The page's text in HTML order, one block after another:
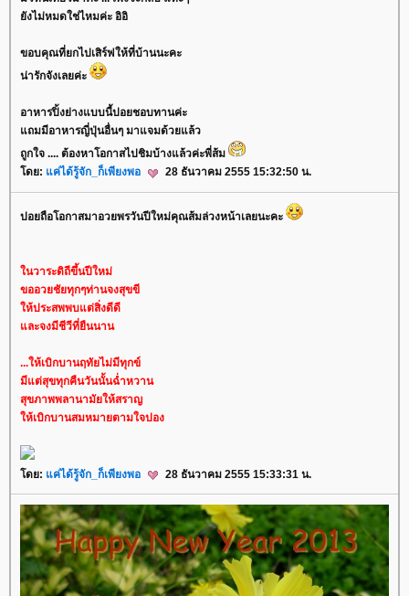
ังไม่หมดใช่ไหมค่ะ อิอิ
ขอบคุณที่ยกไปเสิร์ฟให้ที่บ้านนะคะ
น่ารักจังเลยค่ะ
อาหารปิ้งย่างแบบนี้ปอยชอบทานค่ะ
ถมมีอาหารญี่ปุ่นอื่นๆ มาแจมด้วยแล้ว
ถูกใจ .... ต้องหาโอกาสไปชิมบ้างแล้วค่ะพี่ส้ม
ดย: ค่ได้รู้จัก_ก็เพียงพอ 28 ธันวาคม 2555 15:32:50 น.
ปอยถือโอกาสมาอวยพรวันปีใหม่คุณส้มล่วงหน้าเลยนะคะ
นวาระดิถีขึ้นปีใหม่
ขออวยชัยทุกๆท่านจงสุขขี
ห้ประสพพบแต่สิ่งดีดี
ละจงมีชีวีที่ยืนนาน
...ให้เบิกบานฤทัยไม่มีทุกข์
มีแต่สุขทุกคืนวันนั้นฉ่ำหวาน
สุขภาพพลานามัยให้สราญ
ห้เบิกบานสมหมายตามใจปอง
ดย: ค่ได้รู้จัก_ก็เพียงพอ 28 ธันวาคม 2555 15:33:31 น.